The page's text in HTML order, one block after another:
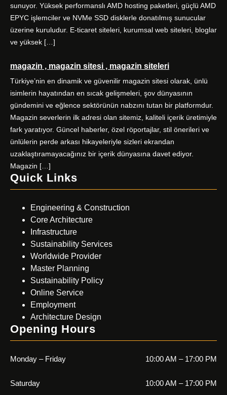
sunuyor. Yüksek performanslı AMD hosting paketleri, güçlü AMD
EPYC işlemciler ve NVMe SSD disklerle donatılmış sunucular
üzerine kuruludur. E-ticaret siteleri, kurumsal web siteleri, bloglar
ve yüksek […]
magazin , magazin sitesi , magazin siteleri
Türkiye’nin en dinamik ve güvenilir magazin sitesi olarak, ünlü
isimlerin hayatından en sıcak gelişmeleri, şov dünyasının
gündemini ve eğlence sektörünün nabzını tutan bir platformdur.
Magazin severlerin ilk adresi olan sitemiz, kaliteli içerik üretimiyle
fark yaratıyor. Güncel haberler, özel röportajlar, stil önerileri ve
ünlülerin perde arkası hikayeleriyle sizleri ekrandan
uzaklaştıramayacağınız bir içerik dünyasına davet ediyor.
Magazin […]
Quick Links
Engineering & Construction
Core Architecture
Infrastructure
Sustainability Services
Worldwide Provider
Master Planning
Sustainability Policy
Online Service
Employment
Architecture Design
Opening Hours
Monday – Friday 10:00 AM – 17:00 PM
Saturday 10:00 AM – 17:00 PM